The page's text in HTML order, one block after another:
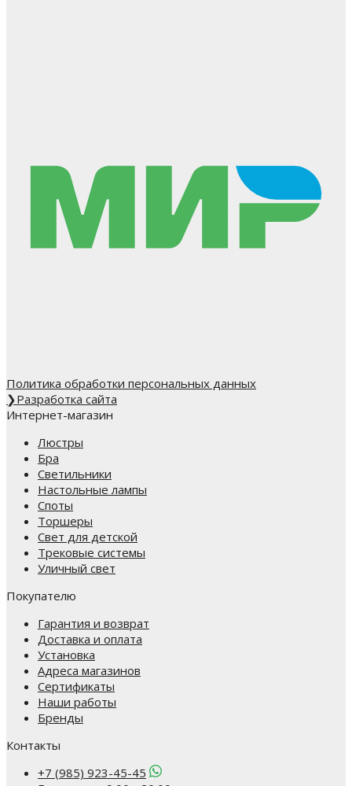
Политика обработки персональных данных
❯Разработка сайта
Интернет-магазин
Люстры
Бра
Светильники
Настольные лампы
Споты
Торшеры
Свет для детской
Трековые системы
Уличный свет
Покупателю
Гарантия и возврат
Доставка и оплата
Установка
Адреса магазинов
Сертификаты
Наши работы
Бренды
Контакты
+7 (985) 923-45-45